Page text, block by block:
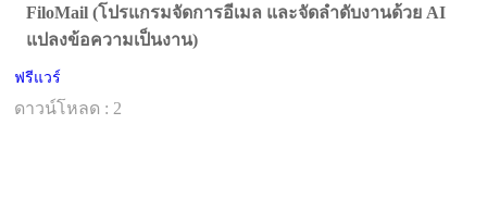
FiloMail (โปรแกรมจัดการอีเมล และจัดลำดับงานด้วย AI
แปลงข้อความเป็นงาน)
ฟรีแวร์
ดาวน์โหลด : 2